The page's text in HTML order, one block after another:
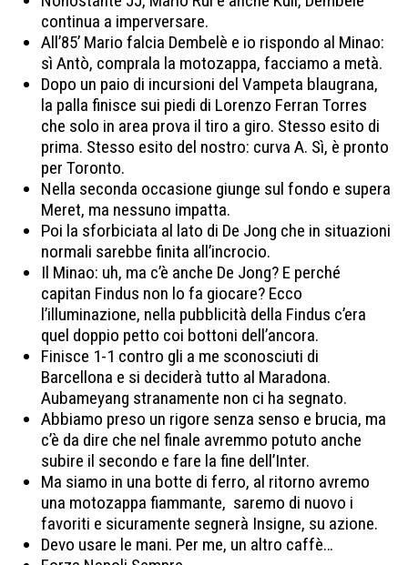
continua a imperversare.
All’85’ Mario falcia Dembelè e io rispondo al Minao:
sì Antò, comprala la motozappa, facciamo a metà.
Dopo un paio di incursioni del Vampeta blaugrana,
la palla finisce sui piedi di Lorenzo Ferran Torres
che solo in area prova il tiro a giro. Stesso esito di
prima. Stesso esito del nostro: curva A. Sì, è pronto
per Toronto.
Nella seconda occasione giunge sul fondo e supera
Meret, ma nessuno impatta.
Poi la sforbiciata al lato di De Jong che in situazioni
normali sarebbe finita all’incrocio.
Il Minao: uh, ma c’è anche De Jong? E perché
capitan Findus non lo fa giocare? Ecco
l’illuminazione, nella pubblicità della Findus c’era
quel doppio petto coi bottoni dell’ancora.
Finisce 1-1 contro gli a me sconosciuti di
Barcellona e si deciderà tutto al Maradona.
Aubameyang stranamente non ci ha segnato.
Abbiamo preso un rigore senza senso e brucia, ma
c’è da dire che nel finale avremmo potuto anche
subire il secondo e fare la fine dell’Inter.
Ma siamo in una botte di ferro, al ritorno avremo
una motozappa fiammante, saremo di nuovo i
favoriti e sicuramente segnerà Insigne, su azione.
Devo usare le mani. Per me, un altro caffè…